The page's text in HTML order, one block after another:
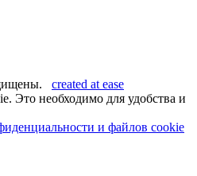
created at ease
Это необходимо для удобства и
и файлов cookie